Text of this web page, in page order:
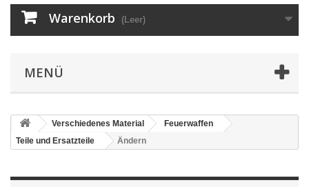
Warenkorb (Leer)
MENÜ
Verschiedenes Material
Feuerwaffen
Teile und Ersatzteile
Ändern